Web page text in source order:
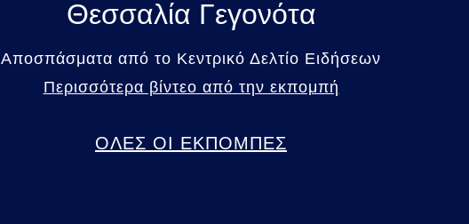
Θεσσαλία Γεγονότα
Αποσπάσματα από το Κεντρικό Δελτίο Ειδήσεων
Περισσότερα βίντεο από την εκπομπή
ΟΛΕΣ ΟΙ ΕΚΠΟΜΠΕΣ